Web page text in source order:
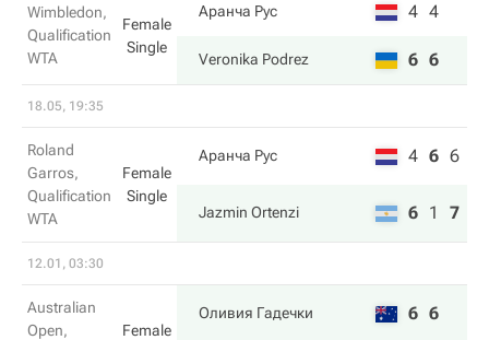
Wimbledon,
Qualification
WTA
Female
Single
Аранча Рус 4 4
Veronika Podrez 6 6
18.05, 19:35
Roland
Garros,
Qualification
WTA
Female
Single
Аранча Рус 4 6 6
Jazmin Ortenzi 6 1 7
12.01, 03:30
Australian
Open,
Female
Оливия Гадечки 6 6